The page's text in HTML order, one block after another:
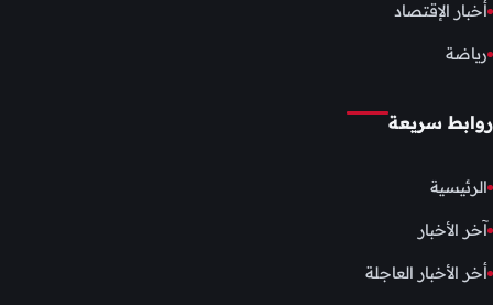
أخبار الإقتصاد
رياضة
روابط سريعة
الرئيسية
آخر الأخبار
أخر الأخبار العاجلة